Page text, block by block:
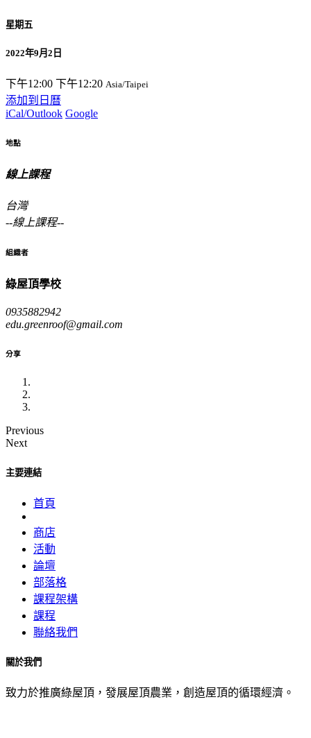
星期五
2022年9月2日
下午12:00 下午12:20 Asia/Taipei
添加到日曆
iCal/Outlook Google
地點
線上課程
台灣
--線上課程--
組織者
綠屋頂學校
0935882942
edu.greenroof@gmail.com
分享
Previous
Next
主要連結
首頁
商店
活動
論壇
部落格
課程架構
課程
聯絡我們
關於我們
致力於推廣綠屋頂，發展屋頂農業，創造屋頂的循環經濟。